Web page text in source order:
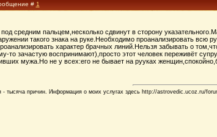
# 1
средним пальцем,несколько сдвинут в сторону
такого знака на руке.Необходимо проанализировать всю
характер брачных линий.Нельзя забывать о
то зачастую воспринимают),просто этот человек переживёт
мужа.Но не у всех:его не бывает на рууках
тысяча причин. Информация о моих услугах здесь http://astrovedic.ucoz.ru/